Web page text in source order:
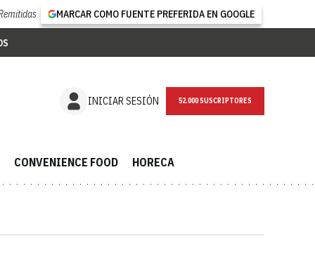
MARCAR COMO FUENTE PREFERIDA EN GOOGLE
INICIAR SESIÓN NEWSLETTER
CONVENIENCE FOOD HORECA